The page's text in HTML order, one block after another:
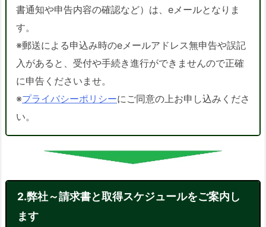
書通知や申告内容の確認など）は、eメールとなりま
す。
※郵送による申込み時のeメールアドレス無申告や誤記
入があると、受付や手続き進行ができませんので正確
に申告くださいませ。
※プライバシーポリシーにご同意の上お申し込みくださ
い。
2.弊社～請求書と取得スケジュールをご案内し
ます